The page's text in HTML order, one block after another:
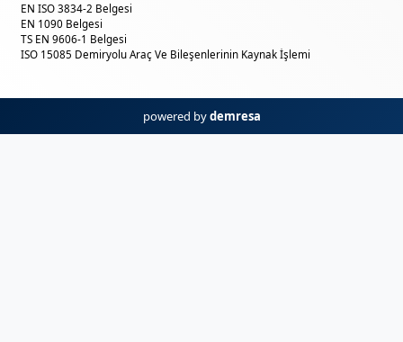
EN ISO 3834-2 Belgesi
EN 1090 Belgesi
TS EN 9606-1 Belgesi
ISO 15085 Demiryolu Araç Ve Bileşenlerinin Kaynak İşlemi
powered bydemresa